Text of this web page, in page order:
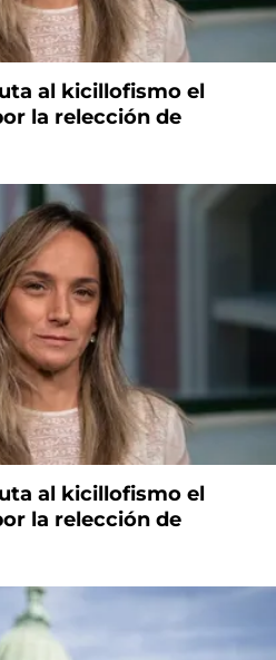
al kicillofismo el
la relección de
al kicillofismo el
la relección de